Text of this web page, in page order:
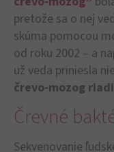
pretože sa o nej
skúma pomocou
od roku 2002 – a
už veda priniesla
črevo-mozog riadi
Črevné
Sekvenovanie